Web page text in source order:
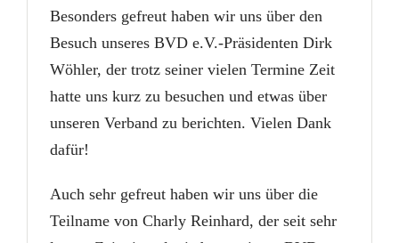
Besonders gefreut haben wir uns über den
Besuch unseres BVD e.V.-Präsidenten Dirk
Wöhler, der trotz seiner vielen Termine Zeit
hatte uns kurz zu besuchen und etwas über
unseren Verband zu berichten. Vielen Dank
dafür!
Auch sehr gefreut haben wir uns über die
Teilname von Charly Reinhard, der seit sehr